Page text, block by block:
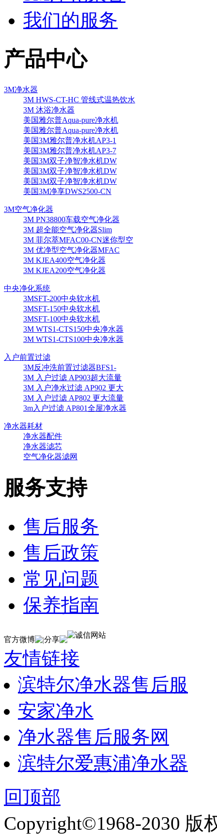
我们的服务
产品中心
3M净水器
3M HWS-CT-HC 管线式温热饮水
3M 沐浴净水器
美国雅尔普Aqua-pure净水机
美国雅尔普Aqua-pure净水机
美国3M雅尔普净水机AP3-1
美国3M雅尔普净水机AP3-7
美国3M双子净智净水机DW
美国3M双子净智净水机DW
美国3M双子净智净水机DW
美国3M净享DWS2500-CN
3M空气净化器
3M PN38800车载空气净化器
3M 超全能空气净化器Slim
3M 菲尔萃MFAC00-CN迷你型空
3M 优净型空气净化器MFAC
3M KJEA400空气净化器
3M KJEA200空气净化器
中央净化系统
3MSFT-200中央软水机
3MSFT-150中央软水机
3MSFT-100中央软水机
3M WTS1-CTS150中央净水器
3M WTS1-CTS100中央净水器
入户前置过滤
3M反冲洗前置过滤器BFS1-
3M 入户过滤 AP903超大流量
3M 入户净水过滤 AP902 更大
3M 入户过滤 AP802 更大流量
3m入户过滤 AP801全屋净水器
净水器耗材
净水器配件
净水器滤芯
空气净化器滤网
服务支持
售后服务
售后政策
常见问题
保养指南
官方微博 |分享
友情链接
滨特尔净水器售后服
安家净水
净水器售后服务网
滨特尔爱惠浦净水器
回顶部
Copyright©1968-2030 版